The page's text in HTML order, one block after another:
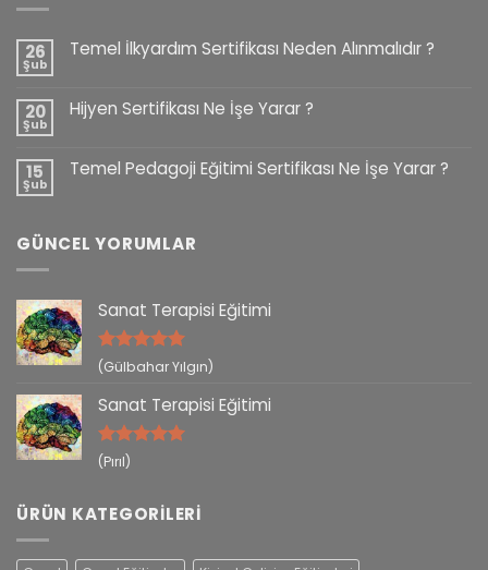
26
Şub
Temel İlkyardım Sertifikası Neden Alınmalıdır ?
20
Şub
Hijyen Sertifikası Ne İşe Yarar ?
15
Şub
Temel Pedagoji Eğitimi Sertifikası Ne İşe Yarar ?
GÜNCEL YORUMLAR
Sanat Terapisi Eğitimi
5 üzerinden
(Gülbahar Yılgın)
Sanat Terapisi Eğitimi
5 üzerinden
(Pırıl)
ÜRÜN KATEGORILERI